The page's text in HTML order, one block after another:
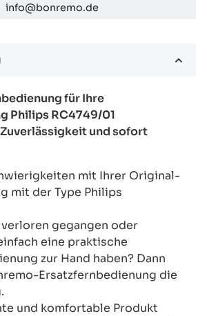
info@bonremo.de
für Ihre
Philips RC4749/01
und sofort
mit Ihrer Original-
mit der Type Philips
gegangen oder
eine praktische
zur Hand haben? Dann
Ersatzfernbedienung die
und komfortable Produkt